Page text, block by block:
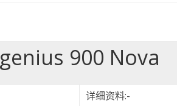
genius 900 Nova
详细资料:-